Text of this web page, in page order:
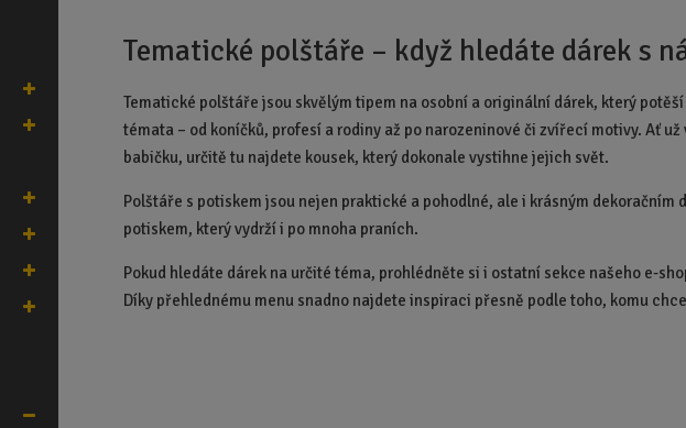
t
.
Tematické polštáře – když hledáte dárek s
Tematické polštáře jsou skvělým tipem na osobní a originální dárek, který
témata – od koníčků, profesí a rodiny až po narozeninové či zvířecí motivy. Ať
babičku, určitě tu najdete kousek, který dokonale vystihne jejich svět.
Polštáře s potiskem jsou nejen praktické a pohodlné, ale i krásným
potiskem, který vydrží i po mnoha praních.
Pokud hledáte dárek na určité téma, prohlédněte si i ostatní sekce našeho e-
Díky přehlednému menu snadno najdete inspiraci přesně podle toho, komu